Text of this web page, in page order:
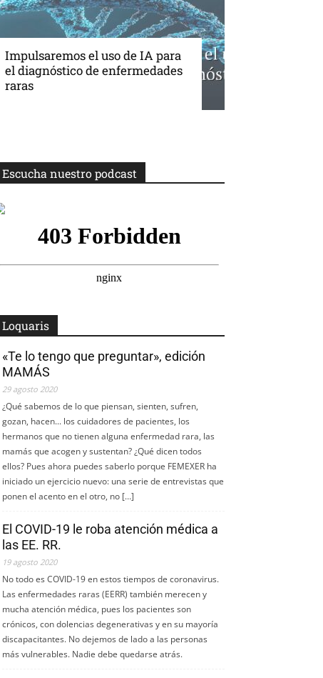
Impulsaremos el uso de IA para
el diagnóstico de enfermedades
raras
Escucha nuestro podcast
Loquaris
«Te lo tengo que preguntar», edición
MAMÁS
29 agosto 2020
¿Qué sabemos de lo que piensan, sienten, sufren,
gozan, hacen... los cuidadores de pacientes, los
hermanos que no tienen alguna enfermedad rara, las
mamás que acogen y sustentan? ¿Qué dicen todos
ellos? Pues ahora puedes saberlo porque FEMEXER ha
iniciado un ejercicio nuevo: una serie de entrevistas que
ponen el acento en el otro, no […]
El COVID-19 le roba atención médica a
las EE. RR.
19 agosto 2020
No todo es COVID-19 en estos tiempos de coronavirus.
Las enfermedades raras (EERR) también merecen y
mucha atención médica, pues los pacientes son
crónicos, con dolencias degenerativas y en su mayoría
discapacitantes. No dejemos de lado a las personas
más vulnerables. Nadie debe quedarse atrás.